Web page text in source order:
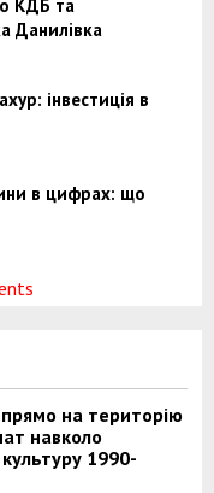
КДБ та
Данилівка
інвестиція в
в цифрах: що
на територію
навколо
1990-